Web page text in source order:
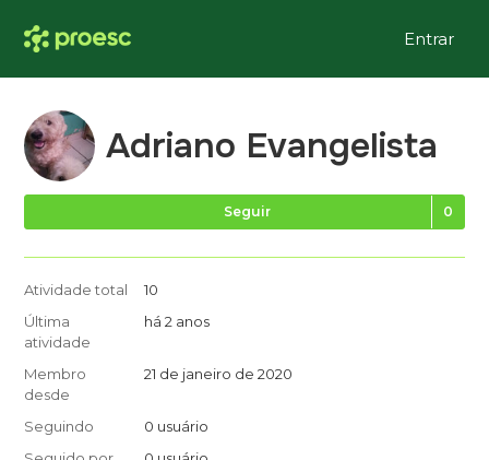
Entrar
Adriano Evangelista
Seguir
Atividade total
10
Última
atividade
há 2 anos
Membro
desde
21 de janeiro de 2020
Seguindo
0 usuário